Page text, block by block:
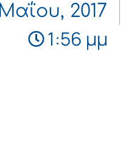
2017
1:56 μμ